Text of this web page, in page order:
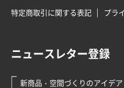
特定商取引に関する表記
プラ